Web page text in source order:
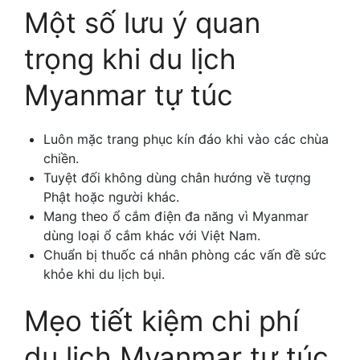
Một số lưu ý quan
trọng khi du lịch
Myanmar tự túc
Luôn mặc trang phục kín đáo khi vào các chùa
chiền.
Tuyệt đối không dùng chân hướng về tượng
Phật hoặc người khác.
Mang theo ổ cắm điện đa năng vì Myanmar
dùng loại ổ cắm khác với Việt Nam.
Chuẩn bị thuốc cá nhân phòng các vấn đề sức
khỏe khi du lịch bụi.
Mẹo tiết kiệm chi phí